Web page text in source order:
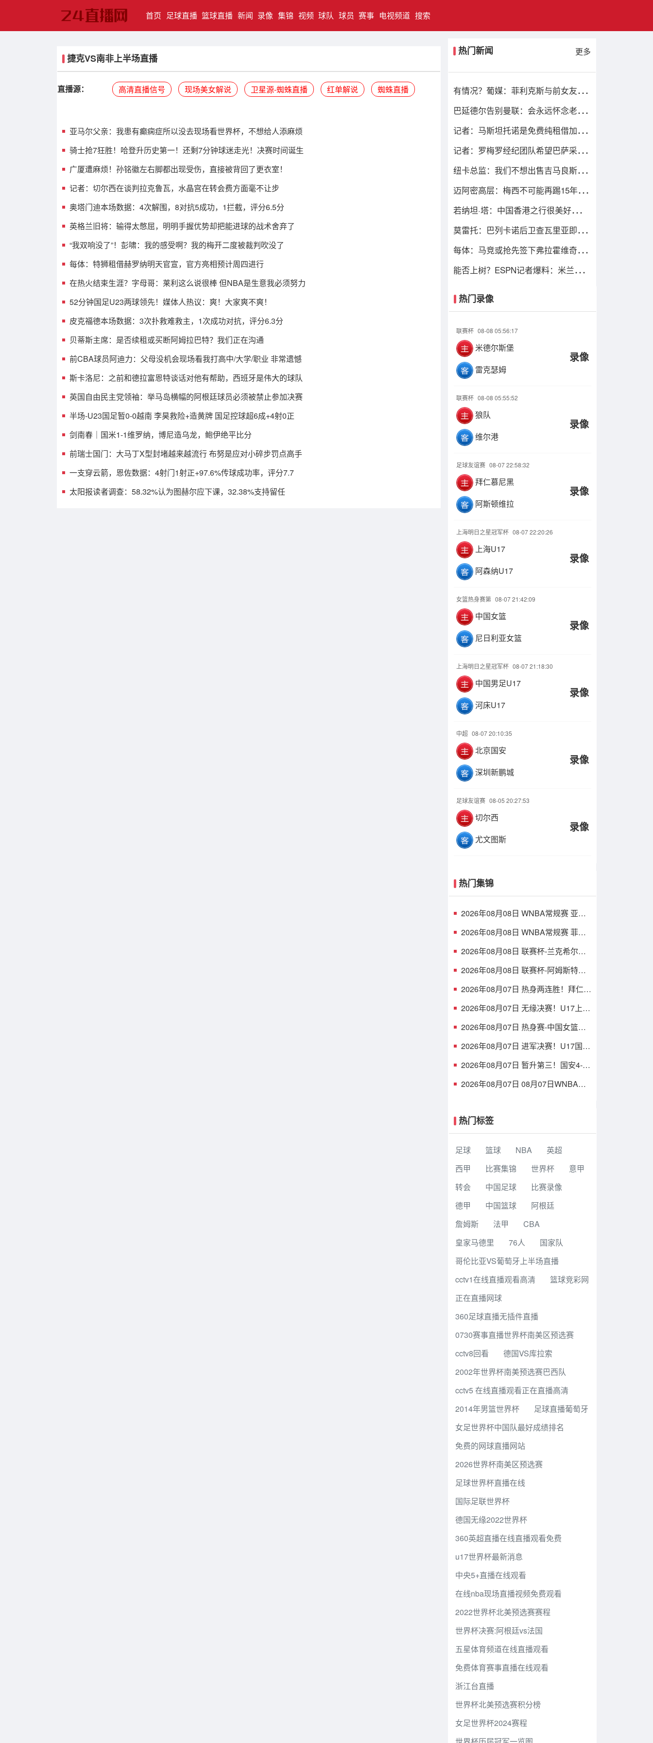
首页 (current)
足球直播 篮球直播 新闻 录像 集锦 视频 球队 球员 赛事 电视频道 搜索
捷克VS南非上半场直播
直播源： 高清直播信号 现场美女解说 卫星源-蜘蛛直播 红单解说 蜘蛛直播
亚马尔父亲：我患有癫痫症所以没去现场看世界杯，不想给人添麻烦
骑士抢7狂胜！哈登升历史第一！还剩7分钟球迷走光！决赛时间诞生
广厦遭麻烦！孙铭徽左右脚都出现受伤，直接被背回了更衣室！
记者：切尔西在谈判拉克鲁瓦，水晶宫在转会费方面毫不让步
奥塔门迪本场数据：4次解围，8对抗5成功，1拦截，评分6.5分
英格兰旧将：输得太憋屈，明明手握优势却把能进球的战术舍弃了
“我双响没了”！彭啸：我的感受啊？我的梅开二度被裁判吹没了
每体：特狮租借赫罗纳明天官宣，官方亮相预计周四进行
在热火结束生涯？字母哥：莱利这么说很棒 但NBA是生意我必须努力
52分钟国足U23两球领先！媒体人热议：爽！大家爽不爽！
皮克福德本场数据：3次扑救难救主，1次成功对抗，评分6.3分
贝蒂斯主席：是否续租或买断阿姆拉巴特？我们正在沟通
前CBA球员阿迪力：父母没机会现场看我打高中/大学/职业 非常遗憾
斯卡洛尼：之前和德拉富恩特谈话对他有帮助，西班牙是伟大的球队
英国自由民主党领袖：举马岛横幅的阿根廷球员必须被禁止参加决赛
半场-U23国足暂0-0越南 李昊救险+造黄牌 国足控球超6成+4射0正
剑南春｜国米1-1维罗纳，博尼造乌龙，鲍伊绝平比分
前瑞士国门：大马丁X型封堵越来越流行 布努是应对小碎步罚点高手
一支穿云箭，恩佐数据：4射门1射正+97.6%传球成功率，评分7.7
太阳报读者调查：58.32%认为图赫尔应下课，32.38%支持留任
热门新闻 更多
有情况？葡媒：菲利克斯与前女友夜
巴延德尔告别曼联：会永远怀念老特
记者：马斯坦托诺是免费纯租借加盟
记者：罗梅罗经纪团队希望巴萨采取
纽卡总监：我们不想出售吉马良斯但
迈阿密高层：梅西不可能再踢15年，
若纳坦·塔：中国香港之行很美好，场
莫雷托：巴列卡诺后卫查瓦里亚即将
每体：马竞或抢先签下弗拉霍维奇，
能否上树？ESPN记者爆料：米兰正式
热门录像
联赛杯 08-08 05:56:17
米德尔斯堡
雷克瑟姆
录像
联赛杯 08-08 05:55:52
狼队
维尔港
录像
足球友谊赛 08-07 22:58:32
拜仁慕尼黑
阿斯顿维拉
录像
上海明日之星冠军杯 08-07 22:20:26
上海U17
阿森纳U17
录像
女篮热身赛第 08-07 21:42:09
中国女篮
尼日利亚女篮
录像
上海明日之星冠军杯 08-07 21:18:30
中国男足U17
河床U17
录像
中超 08-07 20:10:35
北京国安
深圳新鹏城
录像
足球友谊赛 08-05 20:27:53
切尔西
尤文图斯
录像
热门集锦
2026年08月08日 WNBA常规赛 亚特
集锦
2026年08月08日 WNBA常规赛 菲尼
集锦
2026年08月08日 联赛杯-兰克希尔精
2026年08月08日 联赛杯-阿姆斯特朗
2026年08月07日 热身两连胜！拜仁2-
建功
2026年08月07日 无缘决赛！U17上海
王启戎扑点
2026年08月07日 热身赛-中国女篮险
2026年08月07日 进军决赛！U17国足
补两扑点
2026年08月07日 暂升第三！国安4-0
法比奥破门
2026年08月07日 08月07日WNBA常
热门标签
足球 篮球 NBA
英超
西甲
比赛集锦 世界杯
意甲
转会
中国足球
比赛录像
德甲
中国篮球
阿根廷
詹姆斯
法甲
CBA
皇家马德里
76人
国家队
哥伦比亚VS葡萄牙上半场直播
cctv1在线直播观看高清
篮球竞彩网
正在直播网球
360足球直播无插件直播
0730赛事直播世界杯南美区预选赛
cctv8回看
德国VS库拉索
2002年世界杯南美预选赛巴西队
cctv5 在线直播观看正在直播高清
2014年男篮世界杯
足球直播葡萄牙
女足世界杯中国队最好成绩排名
免费的网球直播网站
2026世界杯南美区预选赛
足球世界杯直播在线
国际足联世界杯
德国无缘2022世界杯
360英超直播在线直播观看免费
u17世界杯最新消息
中央5+直播在线观看
在线nba现场直播视频免费观看
2022世界杯北美预选赛赛程
世界杯决赛:阿根廷vs法国
五星体育频道在线直播观看
免费体育赛事直播在线观看
浙江台直播
世界杯北美预选赛积分榜
女足世界杯2024赛程